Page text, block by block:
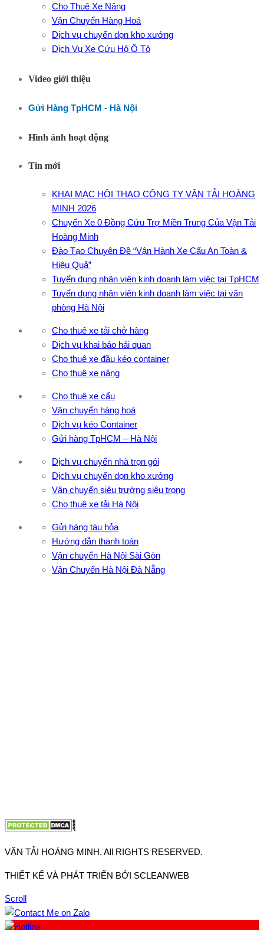
Cho Thuê Xe Nâng
Vận Chuyển Hàng Hoá
Dịch vụ chuyển dọn kho xưởng
Dịch Vụ Xe Cứu Hộ Ô Tô
Video giới thiệu
Gửi Hàng TpHCM - Hà Nội
Hình ảnh hoạt động
Tin mới
KHAI MẠC HỘI THAO CÔNG TY VẬN TẢI HOÀNG
MINH 2026
Chuyến Xe 0 Đồng Cứu Trợ Miền Trung Của Vận Tải
Hoàng Minh
Đào Tạo Chuyên Đề “Vận Hành Xe Cẩu An Toàn &
Hiệu Quả”
Tuyển dụng nhân viên kinh doanh làm việc tại TpHCM
Tuyển dụng nhân viên kinh doanh làm việc tại văn
phòng Hà Nội
Cho thuê xe tải chở hàng
Dịch vụ khai báo hải quan
Cho thuê xe đầu kéo container
Cho thuê xe nâng
Cho thuê xe cẩu
Vận chuyển hàng hoá
Dịch vụ kéo Container
Gửi hàng TpHCM – Hà Nội
Dịch vụ chuyển nhà trọn gói
Dịch vụ chuyển dọn kho xưởng
Vận chuyển siêu trường siêu trọng
Cho thuê xe tải Hà Nội
Gửi hàng tàu hỏa
Hướng dẫn thanh toán
Vận chuyển Hà Nội Sài Gòn
Vận Chuyển Hà Nội Đà Nẵng
VẬN TẢI HOÀNG MINH. All RIGHTS RESERVED.
THIẾT KẾ VÀ PHÁT TRIỂN BỞI SCLEANWEB
Scroll